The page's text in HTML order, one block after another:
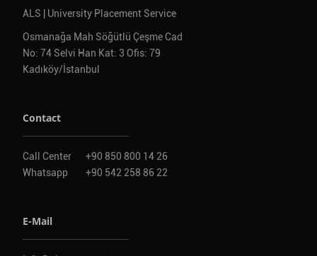
ALS | University Placement Service
Osmanağa Mah Söğütlü Çeşme Cad
No: 74 Selvi Han Kat: 3 Ofis: 79
Kadıköy/İstanbul
Contact
Call Center
+90 850 800 14 26
Whatsapp
+90 542 258 86 22
E-Mail